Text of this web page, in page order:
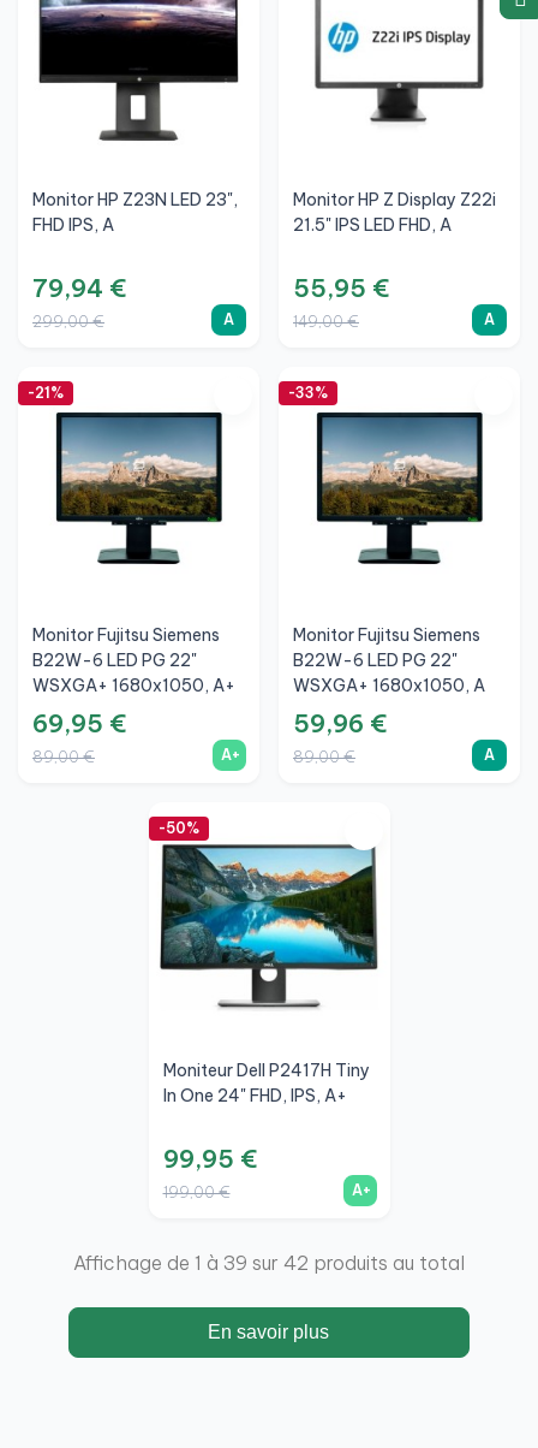
Monitor HP Z23N LED 23",
FHD IPS, A
79,94 €
299,00 € A
Monitor HP Z Display Z22i
21.5" IPS LED FHD, A
55,95 €
149,00 € A
-21%
Monitor Fujitsu Siemens
B22W-6 LED PG 22"
WSXGA+ 1680x1050, A+
69,95 €
89,00 € A+
-33%
Monitor Fujitsu Siemens
B22W-6 LED PG 22"
WSXGA+ 1680x1050, A
59,96 €
89,00 € A
-50%
Moniteur Dell P2417H Tiny
In One 24" FHD, IPS, A+
99,95 €
199,00 € A+
Affichage de 1 à 39 sur 42 produits au total
En savoir plus